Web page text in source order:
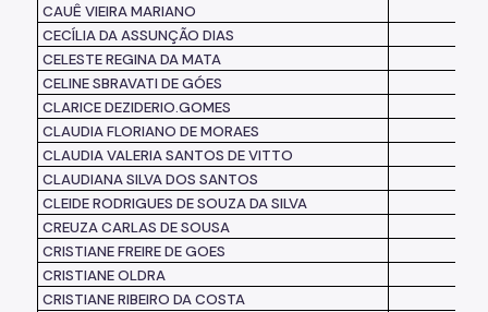
CAUÊ VIEIRA MARIANO
CECÍLIA DA ASSUNÇÃO DIAS
CELESTE REGINA DA MATA
CELINE SBRAVATI DE GÓES
CLARICE DEZIDERIO.GOMES
CLAUDIA FLORIANO DE MORAES
CLAUDIA VALERIA SANTOS DE VITTO
CLAUDIANA SILVA DOS SANTOS
CLEIDE RODRIGUES DE SOUZA DA SILVA
CREUZA CARLAS DE SOUSA
CRISTIANE FREIRE DE GOES
CRISTIANE OLDRA
CRISTIANE RIBEIRO DA COSTA